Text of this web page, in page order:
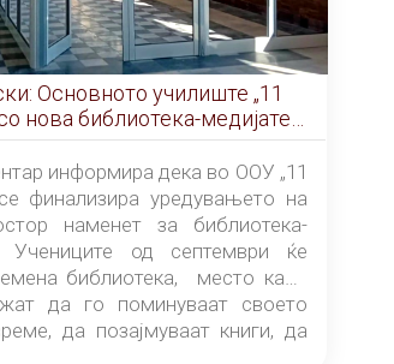
Основното училиште „11
нова библиотека-медијатека
информира дека во ООУ „11
финализира уредувањето на
наменет за библиотека-
Учениците од септември ќе
библиотека, место каде
да го поминуваат своето
да позајмуваат книги, да